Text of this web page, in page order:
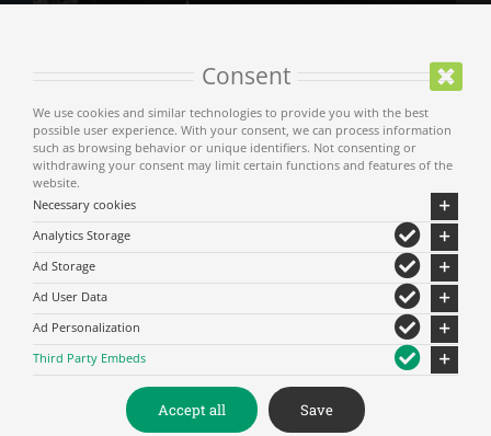
Χαιρετισμός – Καλωσόρισμαυπό
του Δημάρχου Καλαμπάκας κ.
Μετεώρων κυρού Σεραφείμ
υπό του
Πρωτοσυγκέλλου της Ι. Μητροπόλεως
Σταγων και Μετεώρων.
Consent
We use cookies and similar technologies to provide you with the best
possible user experience. With your consent, we can process information
such as browsing behavior or unique identifiers. Not consenting or
withdrawing your consent may limit certain functions and features of the
website.
Necessary cookies
Analytics Storage
Ad Storage
Ad User Data
Ad Personalization
Third Party Embeds
Accept all Save